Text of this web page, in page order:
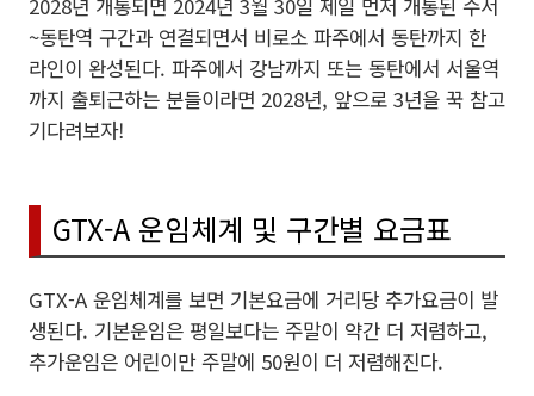
2028년 개통되면 2024년 3월 30일 제일 먼저 개통된 수서
~동탄역 구간과 연결되면서 비로소 파주에서 동탄까지 한
라인이 완성된다. 파주에서 강남까지 또는 동탄에서 서울역
까지 출퇴근하는 분들이라면 2028년, 앞으로 3년을 꾹 참고
기다려보자!
GTX-A 운임체계 및 구간별 요금표
GTX-A 운임체계를 보면 기본요금에 거리당 추가요금이 발
생된다. 기본운임은 평일보다는 주말이 약간 더 저렴하고,
추가운임은 어린이만 주말에 50원이 더 저렴해진다.